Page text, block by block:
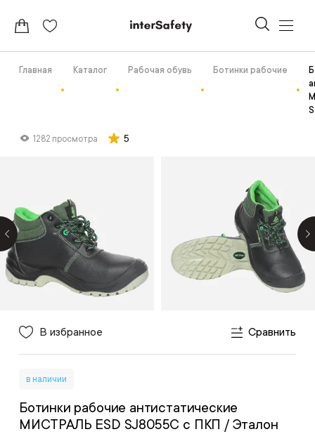
Главная Каталог Рабочая обувь Ботинки рабочие
1282 просмотра 5
В избранное Сравнить
в наличии
Ботинки рабочие антистатические
МИСТРАЛЬ ESD SJ8055C с ПКП / Эталон